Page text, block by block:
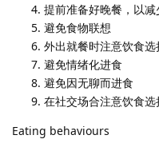
提前准备好晚餐，以
避免食物联想
外出就餐时注意饮食选
避免情绪化进食
避免因无聊而进食
在社交场合注意饮食选
Eating behaviours